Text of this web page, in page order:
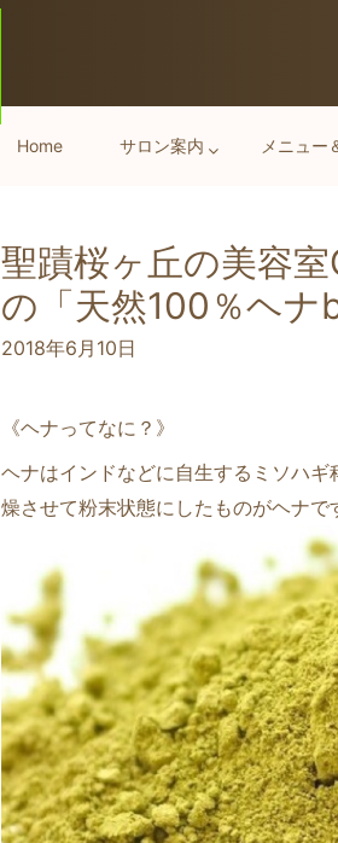
Home サロン案内 メニュー
聖蹟桜ヶ丘の美容
の「天然100％ヘナ
2018年6月10日
《ヘナってなに？》
ヘナはインドなどに自生するミソハ
燥させて粉末状態にしたものがヘナで